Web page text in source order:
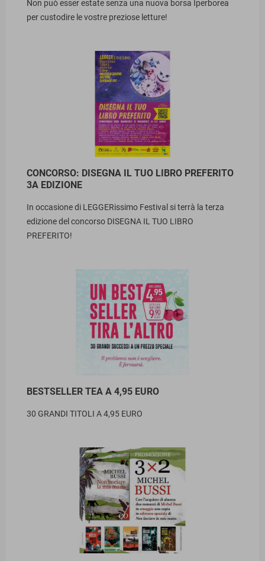
Non può esser estate senza una nuova borsa Iperborea
per custodire le vostre preziose letture!
CONCORSO: DISEGNA IL TUO LIBRO PREFERITO
3A EDIZIONE
In occasione di LEGGERissimo Festival si terrà la terza
edizione del concorso DISEGNA IL TUO LIBRO
PREFERITO!
BESTSELLER TEA A 4,95 EURO
30 GRANDI TITOLI A 4,95 EURO